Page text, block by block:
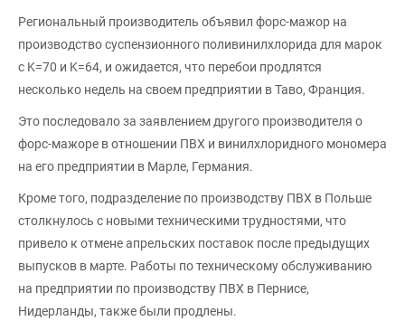
Региональный производитель объявил форс-мажор на
производство суспензионного поливинилхлорида для марок
с K=70 и K=64, и ожидается, что перебои продлятся
несколько недель на своем предприятии в Таво, Франция.
Это последовало за заявлением другого производителя о
форс-мажоре в отношении ПВХ и винилхлоридного мономера
на его предприятии в Марле, Германия.
Кроме того, подразделение по производству ПВХ в Польше
столкнулось с новыми техническими трудностями, что
привело к отмене апрельских поставок после предыдущих
выпусков в марте. Работы по техническому обслуживанию
на предприятии по производству ПВХ в Пернисе,
Нидерланды, также были продлены.